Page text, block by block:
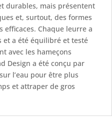
durables, mais présentent
et, surtout, des formes
efficaces. Chaque leurre a
et a été équilibré et testé
avec les hameçons
Design a été conçu par
l’eau pour être plus
et attraper de gros